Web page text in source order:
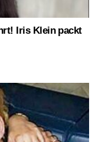
Iris Klein packt